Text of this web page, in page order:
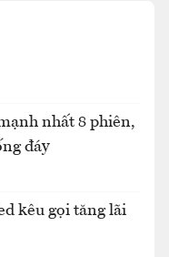
nhất 8 phiên,
đáy
kêu gọi tăng lãi